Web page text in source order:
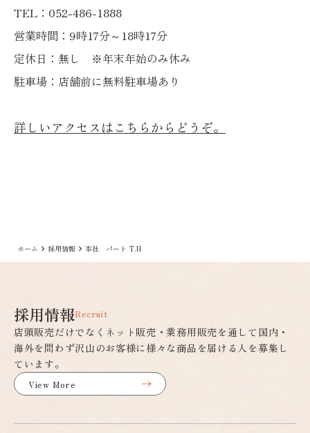
TEL：052-486-1888
営業時間：9時17分～18時17分
定休日：無し ※年末年始のみ休み
駐車場：店舗前に無料駐車場あり
詳しいアクセスはこちらからどうぞ。
ホーム keyboard_arrow_right 採用情報 keyboard_arrow_right 本社 パート T.H
採用情報Recruit
店頭販売だけでなくネット販売・業務用販売を通して国内・
海外を問わず沢山のお客様に様々な商品を届ける人を募集し
ています。
View More